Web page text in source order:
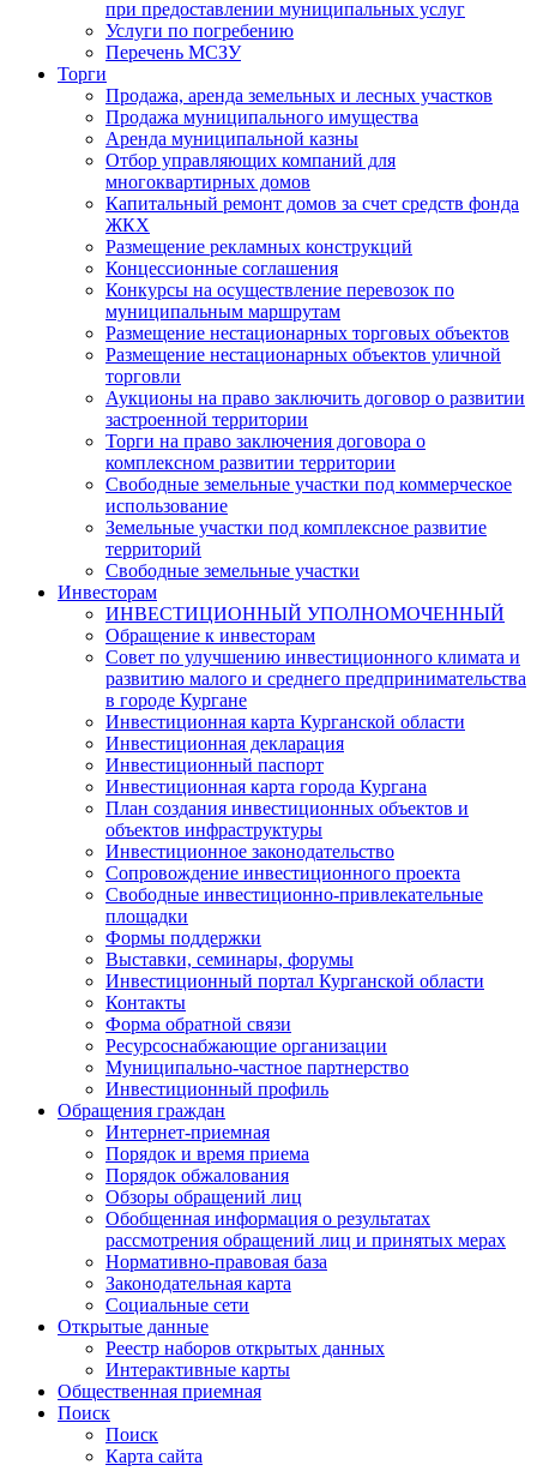
при предоставлении муниципальных услуг
Услуги по погребению
Перечень МСЗУ
Торги
Продажа, аренда земельных и лесных участков
Продажа муниципального имущества
Аренда муниципальной казны
Отбор управляющих компаний для
многоквартирных домов
Капитальный ремонт домов за счет средств фонда
ЖКХ
Размещение рекламных конструкций
Концессионные соглашения
Конкурсы на осуществление перевозок по
муниципальным маршрутам
Размещение нестационарных торговых объектов
Размещение нестационарных объектов уличной
торговли
Аукционы на право заключить договор о развитии
застроенной территории
Торги на право заключения договора о
комплексном развитии территории
Свободные земельные участки под коммерческое
использование
Земельные участки под комплексное развитие
территорий
Свободные земельные участки
Инвесторам
ИНВЕСТИЦИОННЫЙ УПОЛНОМОЧЕННЫЙ
Обращение к инвесторам
Совет по улучшению инвестиционного климата и
развитию малого и среднего предпринимательства
в городе Кургане
Инвестиционная карта Курганской области
Инвестиционная декларация
Инвестиционный паспорт
Инвестиционная карта города Кургана
План создания инвестиционных объектов и
объектов инфраструктуры
Инвестиционное законодательство
Сопровождение инвестиционного проекта
Свободные инвестиционно-привлекательные
площадки
Формы поддержки
Выставки, семинары, форумы
Инвестиционный портал Курганской области
Контакты
Форма обратной связи
Ресурсоснабжающие организации
Муниципально-частное партнерство
Инвестиционный профиль
Обращения граждан
Интернет-приемная
Порядок и время приема
Порядок обжалования
Обзоры обращений лиц
Обобщенная информация о результатах
рассмотрения обращений лиц и принятых мерах
Нормативно-правовая база
Законодательная карта
Социальные сети
Открытые данные
Реестр наборов открытых данных
Интерактивные карты
Общественная приемная
Поиск
Поиск
Карта сайта